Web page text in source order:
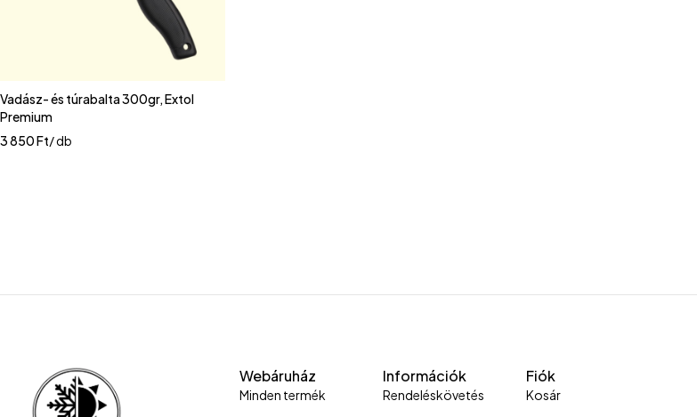
Vadász- és túrabalta 300gr, Extol
Premium
3 850Ft/ db
Webáruház
Minden termék
Információk
Rendeléskövetés
Fiók
Kosár